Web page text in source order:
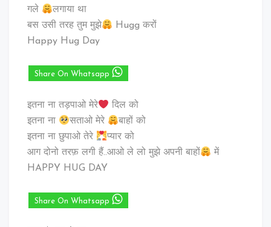
गले
लगाया था
बस उसी तरह तुम मुझे
Hugg करों
Happy Hug Day
Share On Whatsapp
इतना ना तड़पाओ मेरे
दिल को
इतना ना
सताओ मेरे
बाहों को
इतना ना छुपाओ तेरे
प्यार को
आग दोनो तरफ़ लगी हैं..आओ ले लो मुझे अपनी बाहों
में
HAPPY HUG DAY
Share On Whatsapp